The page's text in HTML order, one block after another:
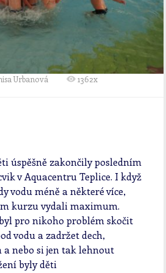
Urbanová 1362x
úspěšně zakončily posledním
v Aquacentru Teplice. I když
vodu méně a některé více,
kurzu vydali maximum.
pro nikoho problém skočit
vodu a zadržet dech,
a nebo si jen tak lehnout
byly děti